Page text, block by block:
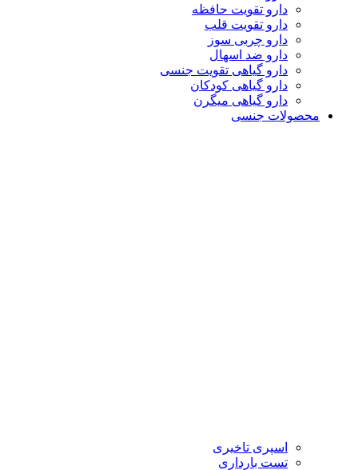
دارو تقویت حافظه
دارو تقویت قلب
دارو چربی سوز
دارو ضد اسهال
دارو گیاهی تقویت جنسی
دارو گیاهی کودکان
دارو گیاهی میگرن
محصولات جنسی
اسپری تاخیری
تست بارداری